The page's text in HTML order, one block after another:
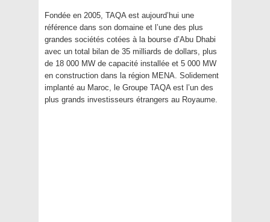
Fondée en 2005, TAQA est aujourd’hui une
référence dans son domaine et l’une des plus
grandes sociétés cotées à la bourse d’Abu Dhabi
avec un total bilan de 35 milliards de dollars, plus
de 18 000 MW de capacité installée et 5 000 MW
en construction dans la région MENA. Solidement
implanté au Maroc, le Groupe TAQA est l’un des
plus grands investisseurs étrangers au Royaume.